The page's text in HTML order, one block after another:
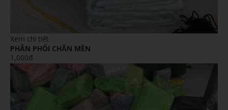
Xem chi tiết
PHÂN PHỐI CHĂN MỀN
1,000đ